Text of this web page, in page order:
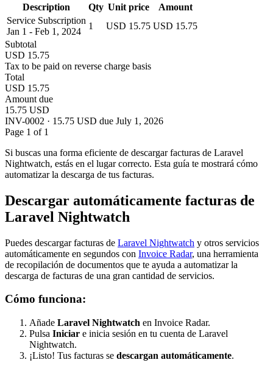
Description
Qty Unit price
Amount
Service Subscription
Jan 1 - Feb 1, 2024
1 USD 15.75 USD 15.75
Subtotal
USD 15.75
Tax to be paid on reverse charge basis
Total
USD 15.75
Amount due
15.75 USD
INV-0002 · 15.75 USD due July 1, 2026
Page 1 of 1
Si buscas una forma eficiente de descargar facturas de Laravel
Nightwatch, estás en el lugar correcto. Esta guía te mostrará cómo
automatizar la descarga de tus facturas.
Descargar automáticamente facturas de
Laravel Nightwatch
Puedes descargar facturas de Laravel Nightwatch y otros servicios
automáticamente en segundos con Invoice Radar, una herramienta
de recopilación de documentos que te ayuda a automatizar la
descarga de facturas de una gran cantidad de servicios.
Cómo funciona:
Añade Laravel Nightwatch en Invoice Radar.
Pulsa Iniciar e inicia sesión en tu cuenta de Laravel
Nightwatch.
¡Listo! Tus facturas se descargan automáticamente.